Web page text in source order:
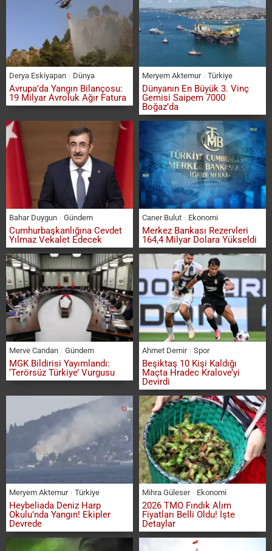
Derya Eskiyapan Dünya
Avrupa’da Yangın Bilançosu:
19 Milyar Avroluk Ağır Fatura
Meryem Aktemur Türkiye
Dünyanın En Büyük 3. Vinç
Gemisi Saipem 7000
Boğaz’da
Bahar Duygun Gündem
Cumhurbaşkanlığına Cevdet
Yılmaz Vekalet Edecek
Caner Bulut Ekonomi
Merkez Bankası Rezervleri
164,4 Milyar Dolara Yükseldi
Merve Candan Gündem
MGK Bildirisi Yayımlandı:
‘Terörsüz Türkiye’ Vurgusu
Ahmet Demir Spor
Beşiktaş 10 Kişi Kaldığı
Maçta Hradec Kralove’yi
Devirdi
Meryem Aktemur Türkiye
Heybeliada Deniz Harp
Okulu’nda Yangın! Ekipler
Devrede
Mihra Güleser Ekonomi
2026 TMO Fındık Alım
Fiyatları Belli Oldu! İşte
Detaylar